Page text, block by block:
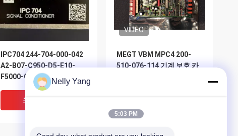
IPC704 244-704-000-042
A2-B07-C950-D5-E10-
F5000-G0-H0-I0 신호 조절
최고의 가격
VIDEO
MEGT VBM MPC4 200-
510-076-114 기계 보호 카
Nelly Yang
5:03 PM